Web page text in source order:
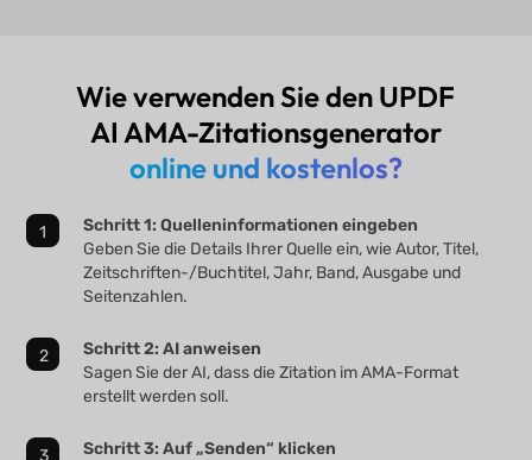
Wie verwenden Sie den UPDF
AI AMA-Zitationsgenerator
online und kostenlos?
Schritt 1: Quelleninformationen eingeben
Geben Sie die Details Ihrer Quelle ein, wie Autor, Titel,
Zeitschriften-/Buchtitel, Jahr, Band, Ausgabe und
Seitenzahlen.
Schritt 2: AI anweisen
Sagen Sie der AI, dass die Zitation im AMA-Format
erstellt werden soll.
Schritt 3: Auf „Senden“ klicken